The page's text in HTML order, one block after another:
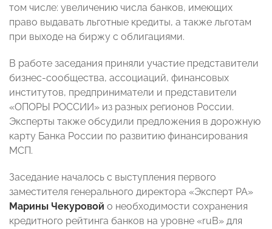
том числе: увеличению числа банков, имеющих
право выдавать льготные кредиты, а также льготам
при выходе на биржу с облигациями.
В работе заседания приняли участие представители
бизнес-сообщества, ассоциаций, финансовых
институтов, предприниматели и представители
«ОПОРЫ РОССИИ» из разных регионов России.
Эксперты также обсудили предложения в дорожную
карту Банка России по развитию финансирования
МСП.
Заседание началось с выступления первого
заместителя генерального директора «Эксперт РА»
Марины Чекуровой о необходимости сохранения
кредитного рейтинга банков на уровне «ruB» для